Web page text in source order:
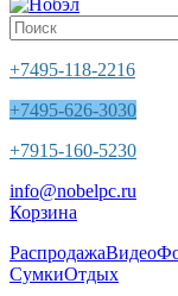
+7495-118-2216
+7495-626-3030
+7915-160-5230
info@nobelpc.ru
Корзина
РаспродажаВидео
СумкиОтдых